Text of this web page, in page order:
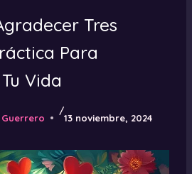
Tres
Para
Vida
/
13 noviembre, 2024